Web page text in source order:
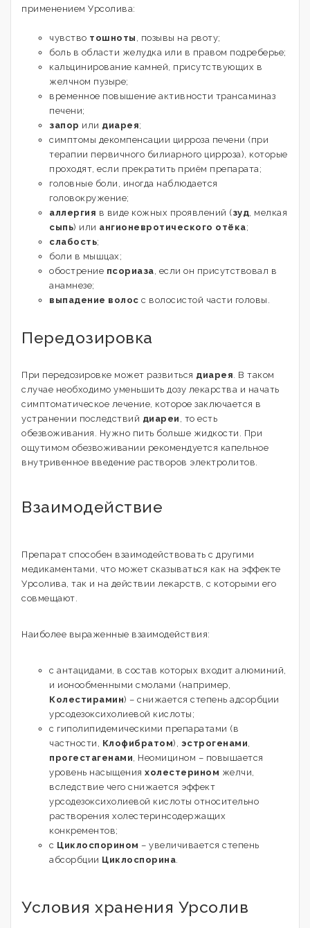
применением Урсолива:
чувство тошноты , позывы на рвоту;
боль в области желудка или в правом подреберье;
кальцинирование камней, присутствующих в
желчном пузыре;
временное повышение активности трансаминаз
печени;
запор или диарея;
симптомы декомпенсации цирроза печени (при
терапии первичного билиарного цирроза), которые
проходят, если прекратить приём препарата;
головные боли, иногда наблюдается
головокружение;
аллергия в виде кожных проявлений (зуд , мелкая
сыпь) или ангионевротического отёка;
слабость;
боли в мышцах;
обострение псориаза , если он присутствовал в
анамнезе;
выпадение волос с волосистой части головы.
Передозировка
При передозировке может развиться диарея . В таком
случае необходимо уменьшить дозу лекарства и начать
симптоматическое лечение, которое заключается в
устранении последствий диареи , то есть
обезвоживания. Нужно пить больше жидкости. При
ощутимом обезвоживании рекомендуется капельное
внутривенное введение растворов электролитов.
Взаимодействие
Препарат способен взаимодействовать с другими
медикаментами, что может сказываться как на эффекте
Урсолива, так и на действии лекарств, с которыми его
совмещают.
Наиболее выраженные взаимодействия:
с антацидами, в состав которых входит алюминий,
и ионообменными смолами (например,
Колестирамин) – снижается степень адсорбции
урсодезоксихолиевой кислоты;
с гиполипидемическими препаратами (в
частности, Клофибратом), эстрогенами
прогестагенами , Неомицином – повышается
уровень насыщения холестерином желчи,
вследствие чего снижается эффект
урсодезоксихолиевой кислоты относительно
растворения холестеринсодержащих
конкрементов;
с Циклоспорином – увеличивается степень
абсорбции Циклоспорина
Условия хранения Урсолив